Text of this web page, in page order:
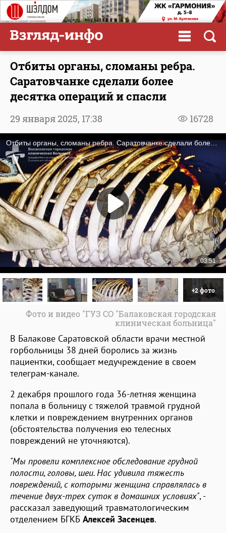
Отбиты органы, сломаны ребра.
Саратовчанке сделали более
десятка операций и спасли
16728
29 января 2025, 17:38
+2 фото
Фото и видео "ГУЗ СО "Балаковская городская
клиническая больница"
В Балакове Саратовской области врачи местной
горбольницы 38 дней боролись за жизнь
пациентки, сообщает медучреждение в своем
телеграм-канале.
2 декабря прошлого года 36-летняя женщина
попала в больницу с тяжелой травмой грудной
клетки и повреждением внутренних органов
(обстоятельства получения ею телесных
повреждений не уточняются).
"Мы провели комплексное обследование грудной
полости, головы, шеи. Нас удивила тяжесть
повреждений, с которыми женщина справлялась в
течение двух-трех суток в домашних условиях", -
рассказал заведующий травматологическим
отделением БГКБ Алексей Засенцев.